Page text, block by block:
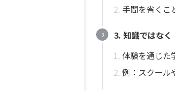
手間を省くこ
3. 知識ではなく
体験を通じた
例：スクール